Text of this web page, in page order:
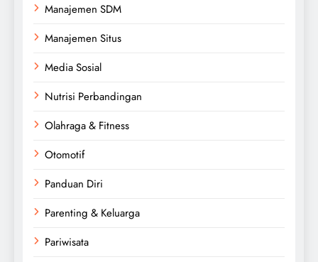
Manajemen SDM
Manajemen Situs
Media Sosial
Nutrisi Perbandingan
Olahraga & Fitness
Otomotif
Panduan Diri
Parenting & Keluarga
Pariwisata